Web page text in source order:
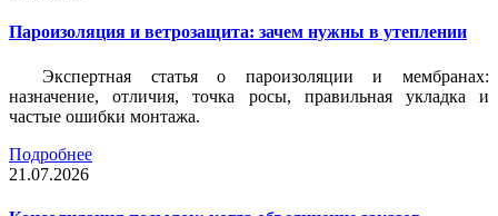
Пароизоляция и ветрозащита: зачем нужны в утеплении
Экспертная статья о пароизоляции и мембранах:
назначение, отличия, точка росы, правильная укладка и
частые ошибки монтажа.
Подробнее
21.07.2026